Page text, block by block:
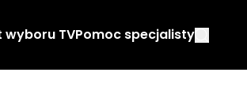
wyboru TVPomoc specjalisty